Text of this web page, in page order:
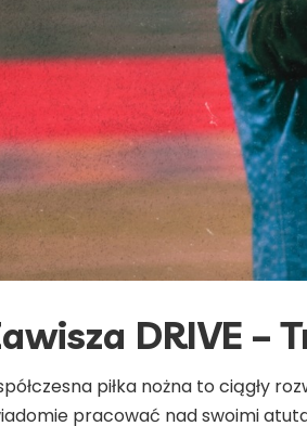
DRIVE –
piłka nożna to ciągły
pracować nad swoimi